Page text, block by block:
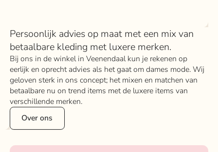
Persoonlijk advies op maat met een mix van
betaalbare kleding met luxere merken.
Bij ons in de winkel in Veenendaal kun je rekenen op
eerlijk en oprecht advies als het gaat om dames mode. Wij
geloven sterk in ons concept; het mixen en matchen van
betaalbare nu on trend items met de luxere items van
verschillende merken.
Over ons